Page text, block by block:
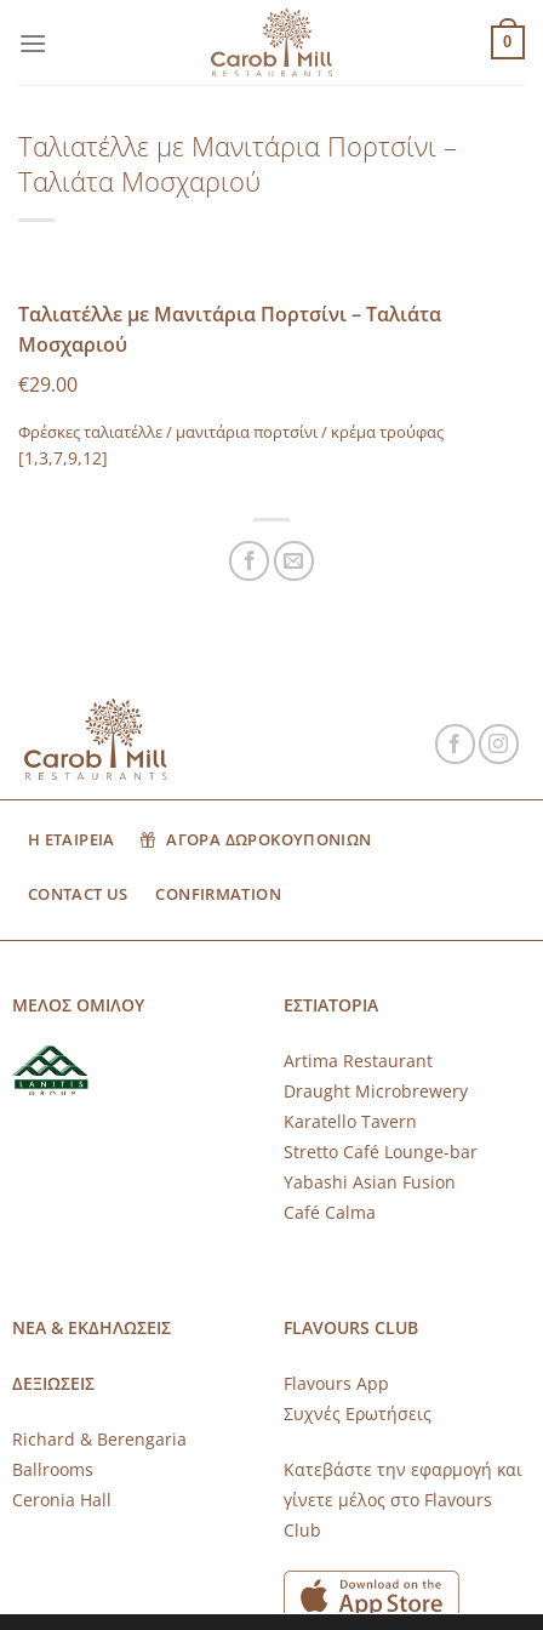
στο
0
Ταλιατέλλε με Μανιτάρια Πορτσίνι –
Ταλιάτα Μοσχαριού
Ταλιατέλλε με Μανιτάρια Πορτσίνι – Ταλιάτα
Μοσχαριού
€29.00
Φρέσκες ταλιατέλλε / µανιτάρια πορτσίνι / κρέµα τρούφας
[1,3,7,9,12]
Η ΕΤΑΙΡΕΙΑ ΑΓΟΡΑ ΔΩΡΟΚΟΥΠΟΝΙΩΝ
CONTACT US CONFIRMATION
ΜΕΛΟΣ ΟΜΙΛΟΥ ΕΣΤΙΑΤΟΡΙΑ
Artima Restaurant
Draught Microbrewery
Karatello Tavern
Stretto Café Lounge-bar
Yabashi Asian Fusion
Café Calma
ΝΕΑ & ΕΚΔΗΛΩΣΕΙΣ
ΔΕΞΙΩΣΕΙΣ
Richard & Berengaria
Ballrooms
Ceronia Hall
FLAVOURS CLUB
Flavours App
Συχνές Ερωτήσεις
Κατεβάστε την εφαρμογή και
γίνετε μέλος στο Flavours
Club